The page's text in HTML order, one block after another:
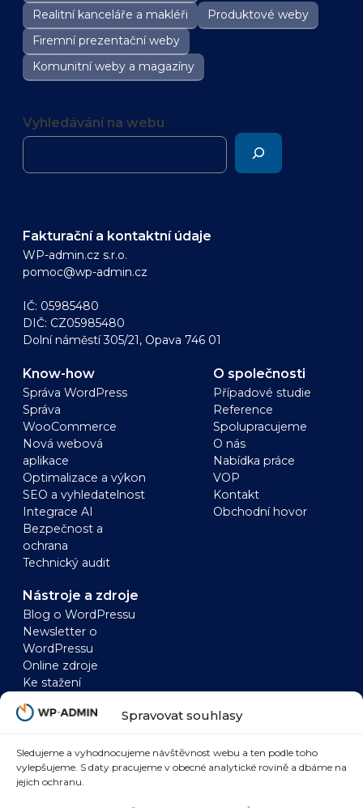
Spravovat souhlasy
Sledujeme a vyhodnocujeme návštěvnost webu a ten podle toho
vylepšujeme. S daty pracujeme v obecné analytické rovině a dbáme na
jejich ochranu.
Realitní kanceláře a makléři
Produktové weby
Firemní prezentační weby
Komunitní weby a magazíny
Vyhledávání na webu
Fakturační a kontaktní údaje
WP-admin.cz s.r.o.
pomoc@wp-admin.cz
IČ: 05985480
DIČ: CZ05985480
Dolní náměstí 305/21, Opava 746 01
Know-how
Správa WordPress
Správa
WooCommerce
Nová webová
aplikace
Optimalizace a výkon
SEO a vyhledatelnost
Integrace AI
Bezpečnost a
ochrana
Technický audit
Nástroje a zdroje
Blog o WordPressu
Newsletter o
WordPressu
Online zdroje
Ke stažení
O společnosti
Případové studie
Reference
Spolupracujeme
O nás
Nabídka práce
VOP
Kontakt
Obchodní hovor
Zrychlení WordPressu
WordPress a SEO
WordPress
bezpečnost
Zrychlení
WooCommerce a AI
WooCommerce a
WooCommerce a